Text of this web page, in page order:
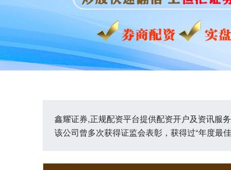
鑫耀证券,正规配资平台提供配资开户及资讯服
该公司曾多次获得证监会表彰，获得过“年度最